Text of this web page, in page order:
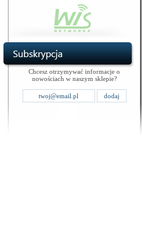
Chcesz otrzymywać informacje o
nowościach w naszym sklepie?